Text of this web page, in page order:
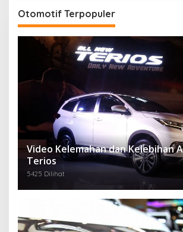
Otomotif Terpopuler
Video Kelemahan dan Kelebihan
Terios
5425 Dilihat